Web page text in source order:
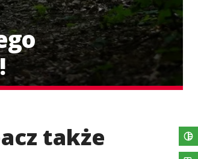
także